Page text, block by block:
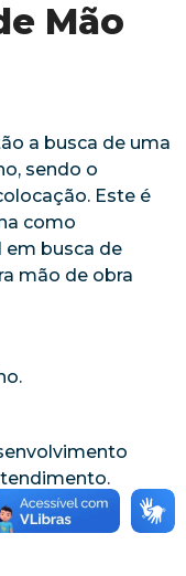
Mão
a busca de uma
sendo o
Este é
como
busca de
mão de obra